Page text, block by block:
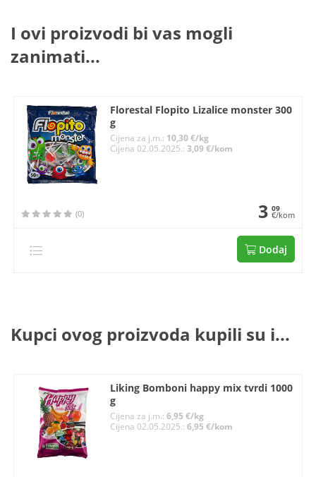
I ovi proizvodi bi vas mogli
zanimati...
Florestal Flopito Lizalice monster 300
g
Cijena za j.m.: 10,30 €/kg
Cijena 02.05.2025.:3,09 €/kom
(0) 3 09
€/kom
Dodaj
Kupci ovog proizvoda kupili su i...
Liking Bomboni happy mix tvrdi 1000
g
Cijena za j.m.:6,95 €/kg
Cijena 02.05.2025.:6,95 €/kom